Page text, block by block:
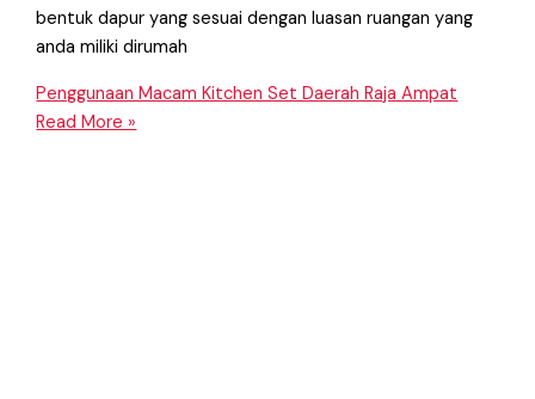
bentuk dapur yang sesuai dengan luasan ruangan yang
anda miliki dirumah
Penggunaan Macam Kitchen Set Daerah Raja Ampat
Read More »